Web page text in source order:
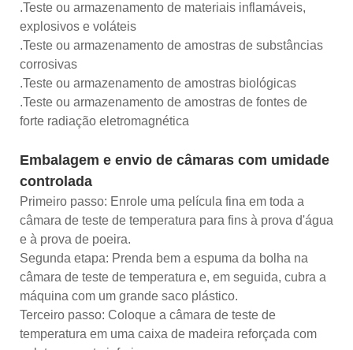
.Teste ou armazenamento de materiais inflamáveis,
explosivos e voláteis
.Teste ou armazenamento de amostras de substâncias
corrosivas
.Teste ou armazenamento de amostras biológicas
.Teste ou armazenamento de amostras de fontes de
forte radiação eletromagnética
Embalagem e envio de câmaras com umidade
controlada
Primeiro passo: Enrole uma película fina em toda a
câmara de teste de temperatura para fins à prova d'água
e à prova de poeira.
Segunda etapa: Prenda bem a espuma da bolha na
câmara de teste de temperatura e, em seguida, cubra a
máquina com um grande saco plástico.
Terceiro passo: Coloque a câmara de teste de
temperatura em uma caixa de madeira reforçada com